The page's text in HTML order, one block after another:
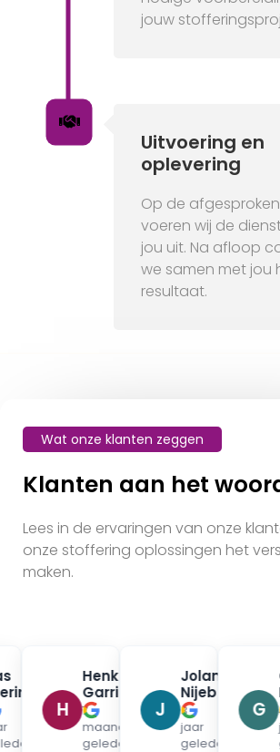
jouw
Uitvoering en
oplevering
Op de
voeren wij de
jou uit. Na afloop
we samen met jou
resultaat.
Wat onze klanten zeggen
Klanten aan het
Lees in de ervaringen van onze
onze stoffering oplossingen het
maken.
H
Henk
Garrits
7
maanden
geleden
J
Jolanda
Nijeboer
3
jaar
geleden
G